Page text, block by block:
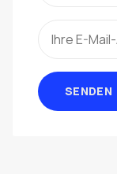
SENDEN